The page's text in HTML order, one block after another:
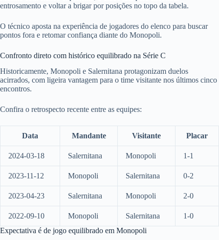
entrosamento e voltar a brigar por posições no topo da tabela.
O técnico aposta na experiência de jogadores do elenco para buscar
pontos fora e retomar confiança diante do Monopoli.
Confronto direto com histórico equilibrado na Série C
Historicamente, Monopoli e Salernitana protagonizam duelos
acirrados, com ligeira vantagem para o time visitante nos últimos cinco
encontros.
Confira o retrospecto recente entre as equipes:
Data Mandante Visitante Placar
2024-03-18 Salernitana Monopoli 1-1
2023-11-12 Monopoli Salernitana 0-2
2023-04-23 Salernitana Monopoli 2-0
2022-09-10 Monopoli Salernitana
1-0
Expectativa é de jogo equilibrado em Monopoli